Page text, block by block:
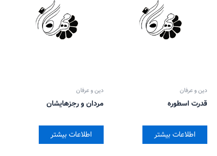
دین و عرفان
قدرت اسطوره
اطلاعات بیشتر
دین و عرفان
مردان و رجزهایشان
اطلاعات بیشتر